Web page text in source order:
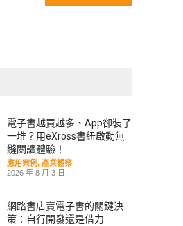
電子書越買越多、App卻裝了
一堆？用eXross書紐啟動無
縫閱讀體驗！
應用案例, 產業觀察
2026 年 8 月 3 日
網路書店賣電子書的關鍵決
策：自行開發還是借力